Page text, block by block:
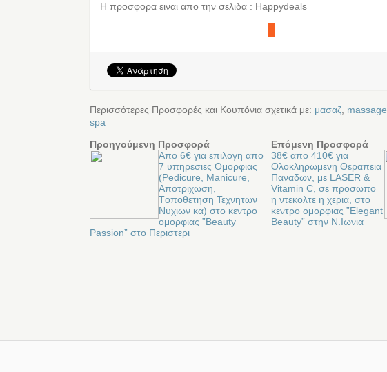
Η προσφορα ειναι απο την σελιδα : Happydeals
Περισσότερες Προσφορές και Κουπόνια σχετικά με: μασαζ, massage
spa
Προηγούμενη Προσφορά
Απο 6€ για επιλογη απο
7 υπηρεσιες Ομορφιας
(Pedicure, Manicure,
Αποτριχωση,
Tοποθετηση Τεχνητων
Νυχιων κα) στο κεντρο
ομορφιας ”Beauty
Passion” στο Περιστερι
Επόμενη Προσφορά
38€ απο 410€ για
Ολοκληρωμενη Θεραπεια
Παναδων, με LASER &
Vitamin C, σε προσωπο
η ντεκολτε η χερια, στο
κεντρο ομορφιας ”Elegant
Beauty” στην Ν.Ιωνια